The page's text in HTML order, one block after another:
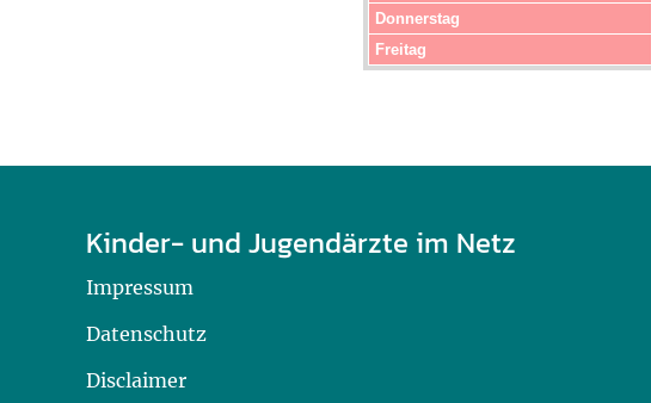
Donnerstag
Freitag
Kinder- und Jugendärzte im Netz
Impressum
Datenschutz
Disclaimer